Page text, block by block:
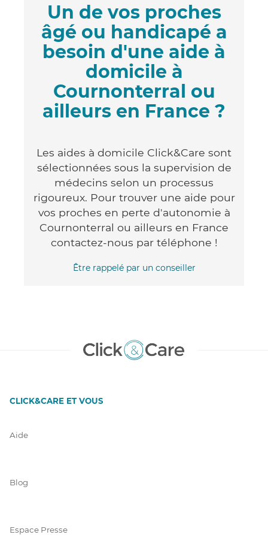
Un de vos proches
âgé ou handicapé a
besoin d'une aide à
domicile à
Cournonterral ou
ailleurs en France ?
Les aides à domicile Click&Care sont
sélectionnées sous la supervision de
médecins selon un processus
rigoureux. Pour trouver une aide pour
vos proches en perte d'autonomie à
Cournonterral ou ailleurs en France
contactez-nous par téléphone !
Être rappelé par un conseiller
CLICK&CARE ET VOUS
Aide
Blog
Espace Presse